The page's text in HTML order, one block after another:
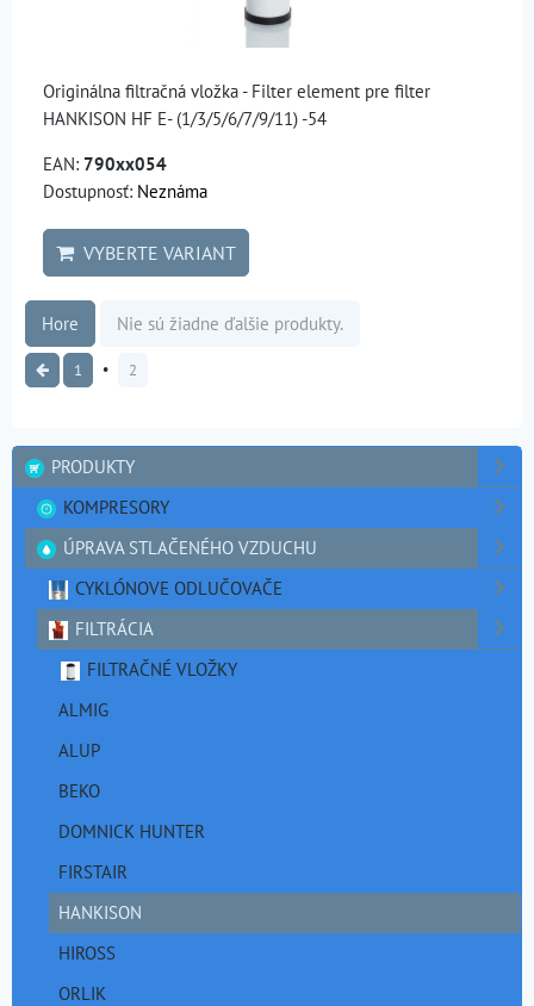
Originálna filtračná vložka - Filter element pre filter
HANKISON HF E- (1/3/5/6/7/9/11) -54
EAN: 790xx054
Dostupnosť: Neznáma
VYBERTE VARIANT
Hore Nie sú žiadne ďalšie produkty.
1 2
PRODUKTY
KOMPRESORY
ÚPRAVA STLAČENÉHO VZDUCHU
CYKLÓNOVE ODLUČOVAČE
FILTRÁCIA
FILTRAČNÉ VLOŽKY
ALMIG
ALUP
BEKO
DOMNICK HUNTER
FIRSTAIR
HANKISON
HIROSS
ORLIK